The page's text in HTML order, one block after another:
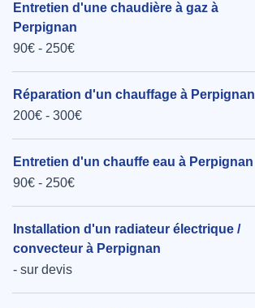
Entretien d'une chaudière à gaz à
Perpignan
90€ - 250€
Réparation d'un chauffage à Perpignan
200€ - 300€
Entretien d'un chauffe eau à Perpignan
90€ - 250€
Installation d'un radiateur électrique /
convecteur à Perpignan
- sur devis